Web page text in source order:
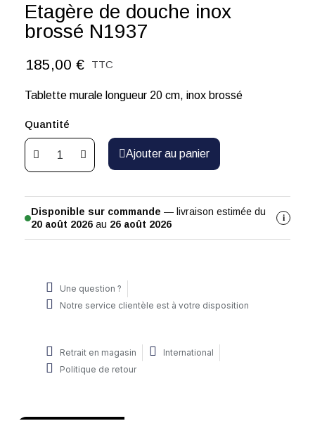
Etagère de douche inox
brossé N1937
185,00 € TTC
Tablette murale longueur 20 cm, inox brossé
Quantité
Ajouter au panier
Disponible sur commande — livraison estimée du
20 août 2026 au 26 août 2026
i
Une question ?
Notre service clientèle est à votre disposition
Retrait en magasin
International
Politique de retour